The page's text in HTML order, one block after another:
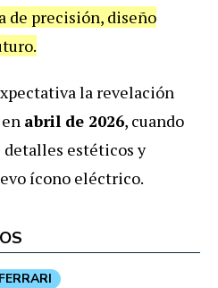
de precisión, diseño
la revelación
abril de 2026, cuando
detalles estéticos y
ícono eléctrico.
FERRARI